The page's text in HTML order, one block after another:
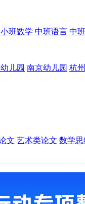
小班数学 中班语言 中
儿园 南京幼儿园 杭
文 艺术类论文 数学